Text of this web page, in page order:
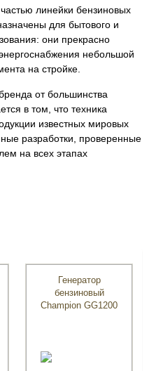
линейки бензиновых
для бытового и
они прекрасно
небольшой
на стройке.
от большинства
в том, что техника
известных мировых
разработки, проверенные
на всех этапах
Генератор
бензиновый
Champion GG1200